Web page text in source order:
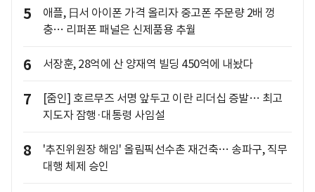
5
애플, 日서 아이폰 가격 올리자 중고폰 주문량 2배 껑
충… 리퍼폰 패널은 신제품용 추월
6 서장훈, 28억에 산 양재역 빌딩 450억에 내놨다
7
[줌인] 호르무즈 서명 앞두고 이란 리더십 증발… 최고
지도자 잠행·대통령 사임설
8
'추진위원장 해임' 올림픽선수촌 재건축… 송파구, 직무
대행 체제 승인